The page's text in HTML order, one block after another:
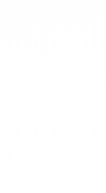
connexion.